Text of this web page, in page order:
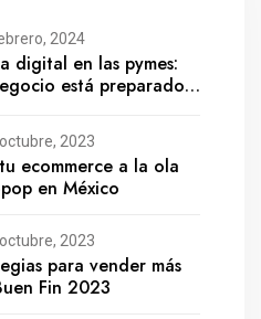
2024
digital en las pymes:
está preparado
2023
ecommerce a la ola
en México
2023
para vender más
Fin 2023